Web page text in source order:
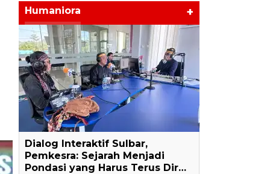
Humaniora +
Dialog Interaktif Sulbar,
Pemkesra: Sejarah Menjadi
Pondasi yang Harus Terus Dir…